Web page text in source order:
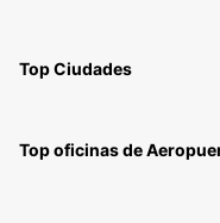
Top Ciudades
Top oficinas de